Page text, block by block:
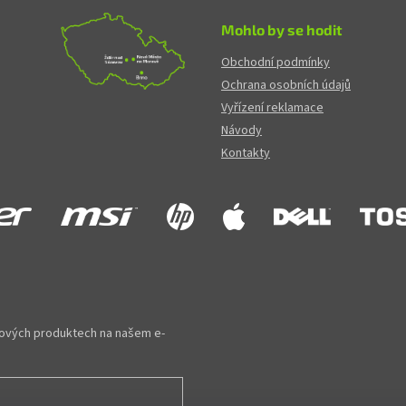
Mohlo by se hodit
Obchodní podmínky
Ochrana osobních údajů
Vyřízení reklamace
Návody
Kontakty
produktech na našem e-